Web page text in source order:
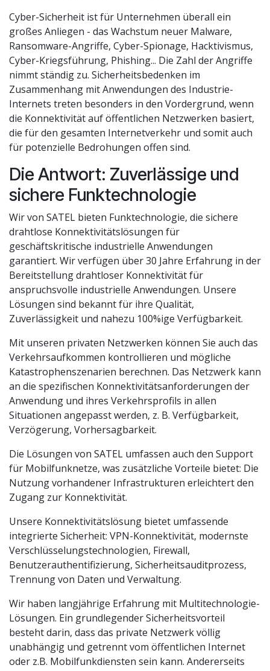
Cyber-Sicherheit ist für Unternehmen überall ein
großes Anliegen - das Wachstum neuer Malware,
Ransomware-Angriffe, Cyber-Spionage, Hacktivismus,
Cyber-Kriegsführung, Phishing... Die Zahl der Angriffe
nimmt ständig zu. Sicherheitsbedenken im
Zusammenhang mit Anwendungen des Industrie-
Internets treten besonders in den Vordergrund, wenn
die Konnektivität auf öffentlichen Netzwerken basiert,
die für den gesamten Internetverkehr und somit auch
für potenzielle Bedrohungen offen sind.
Die Antwort: Zuverlässige und
sichere Funktechnologie
Wir von SATEL bieten Funktechnologie, die sichere
drahtlose Konnektivitätslösungen für
geschäftskritische industrielle Anwendungen
garantiert. Wir verfügen über 30 Jahre Erfahrung in der
Bereitstellung drahtloser Konnektivität für
anspruchsvolle industrielle Anwendungen. Unsere
Lösungen sind bekannt für ihre Qualität,
Zuverlässigkeit und nahezu 100%ige Verfügbarkeit.
Mit unseren privaten Netzwerken können Sie auch das
Verkehrsaufkommen kontrollieren und mögliche
Katastrophenszenarien berechnen. Das Netzwerk kann
an die spezifischen Konnektivitätsanforderungen der
Anwendung und ihres Verkehrsprofils in allen
Situationen angepasst werden, z. B. Verfügbarkeit,
Verzögerung, Vorhersagbarkeit.
Die Lösungen von SATEL umfassen auch den Support
für Mobilfunknetze, was zusätzliche Vorteile bietet: Die
Nutzung vorhandener Infrastrukturen erleichtert den
Zugang zur Konnektivität.
Unsere Konnektivitätslösung bietet umfassende
integrierte Sicherheit: VPN-Konnektivität, modernste
Verschlüsselungstechnologien, Firewall,
Benutzerauthentifizierung, Sicherheitsauditprozess,
Trennung von Daten und Verwaltung.
Wir haben langjährige Erfahrung mit Multitechnologie-
Lösungen. Ein grundlegender Sicherheitsvorteil
besteht darin, dass das private Netzwerk völlig
unabhängig und getrennt vom öffentlichen Internet
oder z.B. Mobilfunkdiensten sein kann. Andererseits